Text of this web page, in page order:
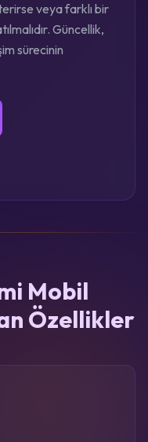
veya farklı bir
Güncellik,
sürecinin
Mobil
Özellikler